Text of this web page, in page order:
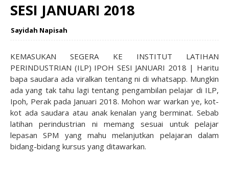
SESI JANUARI 2018
Sayidah Napisah
KEMASUKAN SEGERA KE INSTITUT LATIHAN
PERINDUSTRIAN (ILP) IPOH SESI JANUARI 2018 | Haritu
bapa saudara ada viralkan tentang ni di whatsapp. Mungkin
ada yang tak tahu lagi tentang pengambilan pelajar di ILP,
Ipoh, Perak pada Januari 2018. Mohon war warkan ye, kot-
kot ada saudara atau anak kenalan yang berminat. Sebab
latihan perindustrian ni memang sesuai untuk pelajar
lepasan SPM yang mahu melanjutkan pelajaran dalam
bidang-bidang kursus yang ditawarkan.